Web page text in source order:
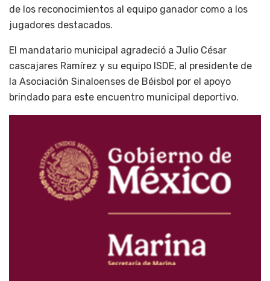
de los reconocimientos al equipo ganador como a los
jugadores destacados.
El mandatario municipal agradeció a Julio César
cascajares Ramírez y su equipo ISDE, al presidente de
la Asociación Sinaloenses de Béisbol por el apoyo
brindado para este encuentro municipal deportivo.